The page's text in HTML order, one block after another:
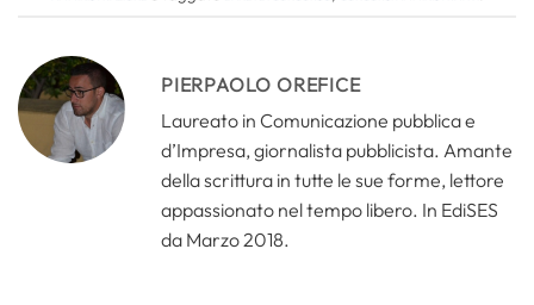
PIERPAOLO OREFICE
Laureato in Comunicazione pubblica e
d’Impresa, giornalista pubblicista. Amante
della scrittura in tutte le sue forme, lettore
appassionato nel tempo libero. In EdiSES
da Marzo 2018.